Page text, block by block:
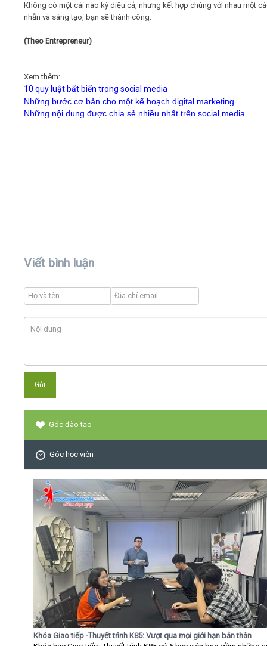
Không có một cái nào kỳ diệu cả, nhưng kết hợp chúng với nhau một
nhẫn và sáng tạo, bạn sẽ thành công.
(Theo Entrepreneur)
Xem thêm:
10 quy luật bất biến trong social media
Những bước cơ bản cho một kế hoạch digital marketing
Những nội dung được chia sẻ nhiều nhất trên social media
Viết bình luận
Góc đào tạo
Góc học viên
Khóa Giao tiếp -Thuyết trình K85: Vượt qua mọi giới hạn bản thân